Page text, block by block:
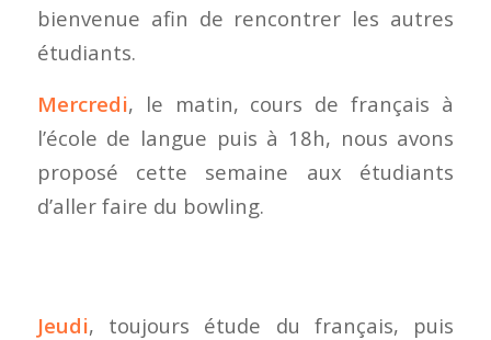
bienvenue afin de rencontrer les autres
étudiants.
Mercredi, le matin, cours de français à
l’école de langue puis à 18h, nous avons
proposé cette semaine aux étudiants
d’aller faire du bowling.
Jeudi, toujours étude du français, puis